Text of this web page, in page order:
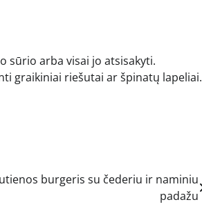
sūrio arba visai jo atsisakyti.
graikiniai riešutai ar špinatų lapeliai.
burgeris su čederiu ir naminiu
padažu